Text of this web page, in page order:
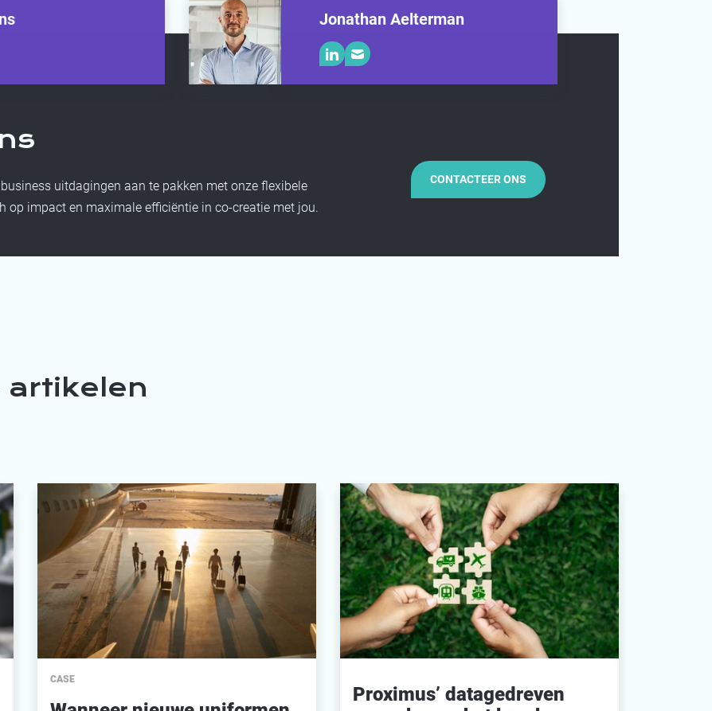
Jonathan Aelterman
uitdagingen aan te pakken met onze flexibele
op impact en maximale efficiëntie in co-creatie met jou.
CONTACTEER ONS
artikelen
CASE
Proximus’ datagedreven